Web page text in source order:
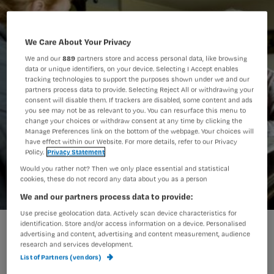
ANP-1000_41930635.jpg
We Care About Your Privacy
We and our889 partners store and access personal data, like browsing
data or unique identifiers, on your device. Selecting I Accept enables
tracking technologies to support the purposes shown under we and our
partners process data to provide. Selecting Reject All or withdrawing your
consent will disable them. If trackers are disabled, some content and ads
you see may not be as relevant to you. You can resurface this menu to
change your choices or withdraw consent at any time by clicking the
Manage Preferences link on the bottom of the webpage. Your choices will
have effect within our Website. For more details, refer to our Privacy
Policy. Privacy Statement
Would you rather not? Then we only place essential and statistical
cookies, these do not record any data about you as a person
We and our partners process data to provide:
Use precise geolocation data. Actively scan device characteristics for
identification. Store and/or access information on a device. Personalised
advertising and content, advertising and content measurement, audience
research and services development.
List of Partners (vendors)